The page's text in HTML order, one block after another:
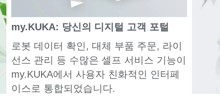
my.KUKA: 당신의 디지털 고객 포털
로봇 데이터 확인, 대체 부품 주문, 라이
선스 관리 등 수많은 셀프 서비스 기능이
my.KUKA에서 사용자 친화적인 인터페
이스로 통합되었습니다.